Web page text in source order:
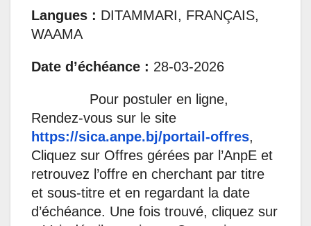
Langues : DITAMMARI, FRANÇAIS,
WAAMA
Date d’échéance : 28-03-2026
Pour postuler en ligne,
Rendez-vous sur le site
https://sica.anpe.bj/portail-offres,
Cliquez sur Offres gérées par l’AnpE et
retrouvez l’offre en cherchant par titre
et sous-titre et en regardant la date
d’échéance. Une fois trouvé, cliquez sur